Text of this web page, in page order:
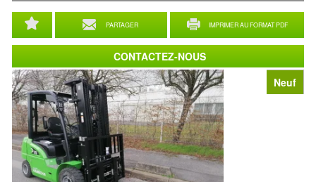
Neuf
PARTAGER IMPRIMER AU FORMAT PDF
CONTACTEZ-NOUS